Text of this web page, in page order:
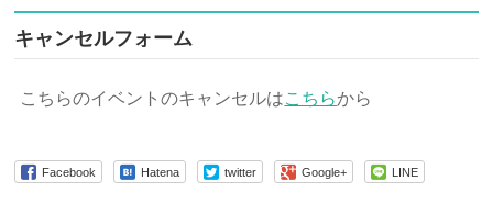
キャンセルフォーム
こちらのイベントのキャンセルはこちらから
Facebook Hatena twitter Google+ LINE